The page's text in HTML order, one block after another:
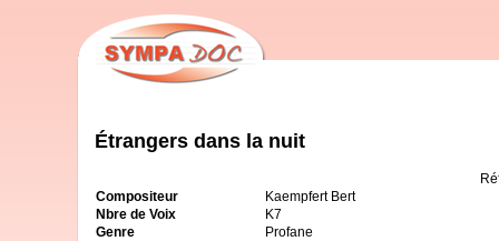
Étrangers dans la nuit
Compositeur
Kaempfert Bert
Nbre de Voix
K7
Genre
Profane